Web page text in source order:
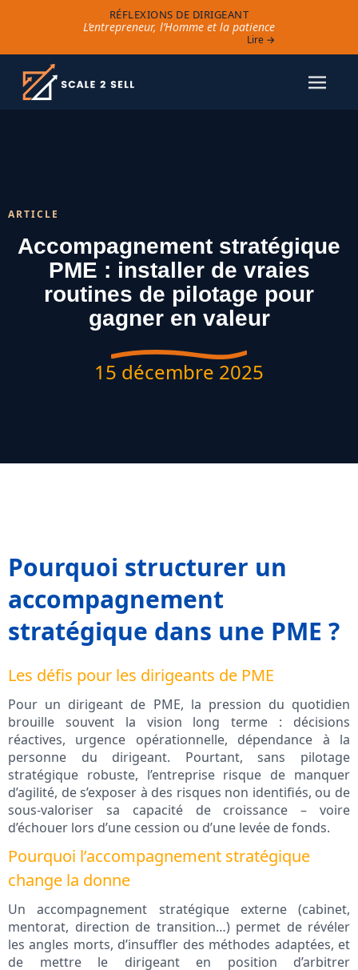
RÉFLEXIONS DE DIRIGEANT
L’entrepreneur, l’Homme et la patience
Lire →
ARTICLE
Accompagnement stratégique
PME : installer de vraies
routines de pilotage pour
gagner en valeur
15 décembre 2025
Pourquoi structurer un
accompagnement
stratégique dans une PME ?
Les défis pour les dirigeants de PME
Pour un dirigeant de PME, la pression du quotidien
brouille souvent la vision long terme : décisions
réactives, urgence opérationnelle, dépendance à la
personne du dirigeant. Pourtant, sans pilotage
stratégique robuste, l’entreprise risque de manquer
d’agilité, de s’exposer à des risques non identifiés, ou de
sous-valoriser sa capacité de croissance – voire
d’échouer lors d’une cession ou d’une levée de fonds.
Pourquoi l’accompagnement stratégique
change la donne
Un accompagnement stratégique externe (cabinet,
mentorat, direction de transition…) permet de révéler
les angles morts, d’insuffler des méthodes adaptées, et
de mettre le dirigeant en position d’arbitrer